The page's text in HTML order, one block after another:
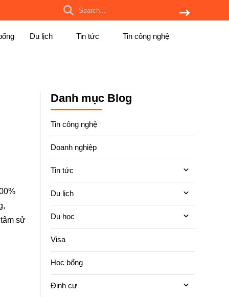
Du lịch Tin tức Tin công nghệ
sử
Danh mục Blog
Tin công nghệ
Doanh nghiệp
Tin tức
Du lịch
Du học
Visa
Học bổng
Định cư